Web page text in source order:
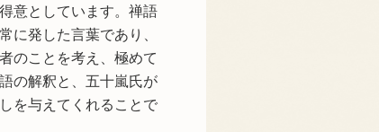
意としています。禅語
に発した言葉であり、
のことを考え、極めて
の解釈と、五十嵐氏が
を与えてくれることで